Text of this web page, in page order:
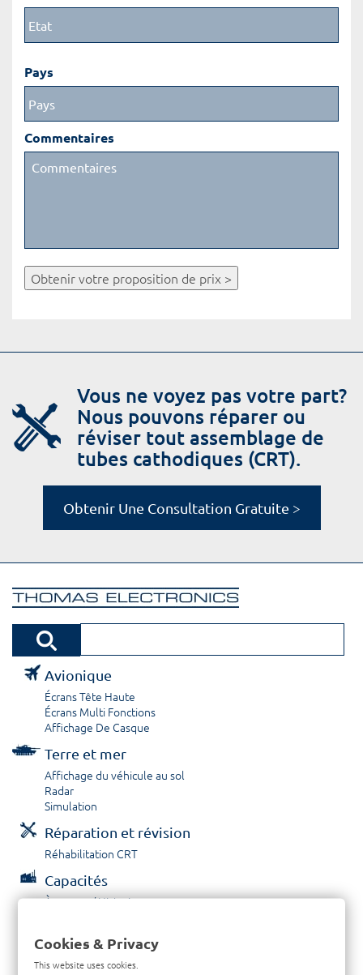
Pays
Commentaires
Obtenir votre proposition de prix >
Vous ne voyez pas votre part?
Nous pouvons réparer ou
réviser tout assemblage de
tubes cathodiques (CRT).
Obtenir Une Consultation Gratuite >
Avionique
Écrans Tête Haute
Écrans Multi Fonctions
Affichage De Casque
Terre et mer
Affichage du véhicule au sol
Radar
Simulation
Réparation et révision
Réhabilitation CRT
Capacités
À propos / Historique
Contactez nous
Cookies & Privacy
This website uses cookies.